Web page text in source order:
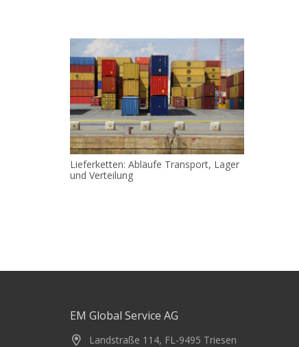
Lieferketten: Abläufe Transport, Lager
und Verteilung
EM Global Service AG
Landstraße 114, FL-9495 Triesen